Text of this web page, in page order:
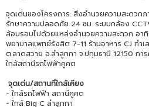
จุดเด่นของโครงการ: สิ่งอำนวยความสะดวกภ
รักษาความปลอดภัย 24 ชม. ระบบกล้อง
ล้อมรอบไปด้วยแหล่งอำนวยความสะดวก อา
พยาบาลแพทย์รังสิต 7-11 ร้านอาหาร CJ ทำ
ต.ลาดสวาย อ.ลำลูกกา จ.ปทุมธานี 12150 ก
ใกล้สถานีรถไฟฟ้าคูคต
จุดเด่น/สถานที่ใกล้เคียง
- ใกล้รถไฟฟ้า สถานีคูคต
- ใกล้ Big C ลำลูกกา